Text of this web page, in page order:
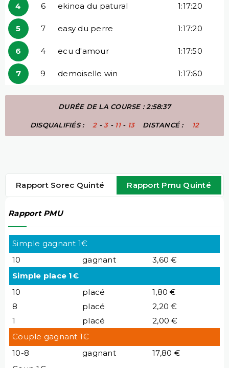
4 6 ekinoa du patural 1:17:20
5 7 easy du perre 1:17:20
6 4 ecu d'amour 1:17:50
7 9 demoiselle win 1:17:60
DURÉE DE LA COURSE : 2:58:37
DISQUALIFIÉS : 2-3- 11- 13 DISTANCÉ : 12
Rapport Sorec Quinté Rapport Pmu Quinté
Rapport PMU
Simple gagnant 1€
10
gagnant
3,60 €
Simple place 1€
10
placé
1,80 €
8
placé
2,20 €
1
placé
2,00 €
Couple gagnant 1€
10-8
gagnant
17,80 €